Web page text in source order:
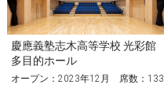
慶應義塾志木高等学校 光彩館
多目的ホール
オープン：2023年12月 席数：133